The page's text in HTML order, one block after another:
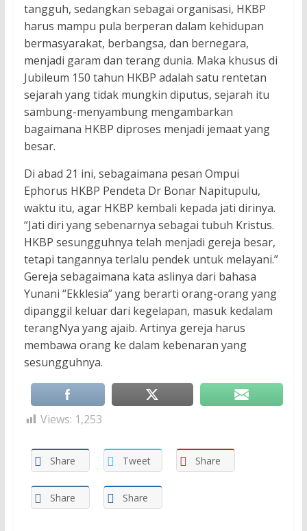
tangguh, sedangkan sebagai organisasi, HKBP
harus mampu pula berperan dalam kehidupan
bermasyarakat, berbangsa, dan bernegara,
menjadi garam dan terang dunia. Maka khusus di
Jubileum 150 tahun HKBP adalah satu rentetan
sejarah yang tidak mungkin diputus, sejarah itu
sambung-menyambung mengambarkan
bagaimana HKBP diproses menjadi jemaat yang
besar.
Di abad 21 ini, sebagaimana pesan Ompui
Ephorus HKBP Pendeta Dr Bonar Napitupulu,
waktu itu, agar HKBP kembali kepada jati dirinya.
“Jati diri yang sebenarnya sebagai tubuh Kristus.
HKBP sesungguhnya telah menjadi gereja besar,
tetapi tangannya terlalu pendek untuk melayani.”
Gereja sebagaimana kata aslinya dari bahasa
Yunani “Ekklesia” yang berarti orang-orang yang
dipanggil keluar dari kegelapan, masuk kedalam
terangNya yang ajaib. Artinya gereja harus
membawa orang ke dalam kebenaran yang
sesungguhnya.
Views: 1,253
Share Tweet Share
Share Share